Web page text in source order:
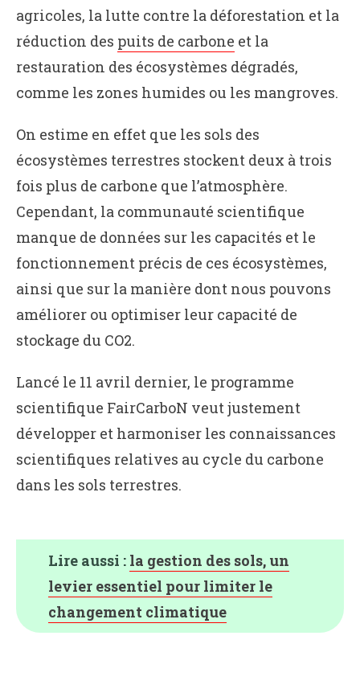
agricoles, la lutte contre la déforestation et la
réduction des puits de carbone et la
restauration des écosystèmes dégradés,
comme les zones humides ou les mangroves.
On estime en effet que les sols des
écosystèmes terrestres stockent deux à trois
fois plus de carbone que l’atmosphère.
Cependant, la communauté scientifique
manque de données sur les capacités et le
fonctionnement précis de ces écosystèmes,
ainsi que sur la manière dont nous pouvons
améliorer ou optimiser leur capacité de
stockage du CO2.
Lancé le 11 avril dernier, le programme
scientifique FairCarboN veut justement
développer et harmoniser les connaissances
scientifiques relatives au cycle du carbone
dans les sols terrestres.
Lire aussi : la gestion des sols, un
levier essentiel pour limiter le
changement climatique